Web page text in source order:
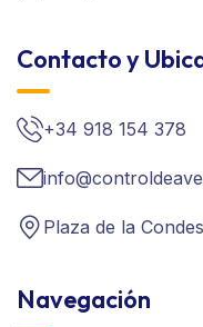
Contacto y
+34 918 154 378
Plaza de la
Navegación